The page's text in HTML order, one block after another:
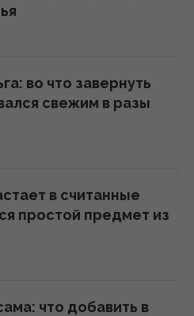
работать
ответ
на авианосце
во что завернуть
свежим в разы
в считанные
простой предмет из
что добавить в